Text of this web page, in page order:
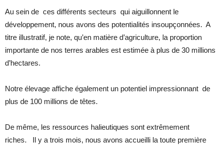
Au sein de ces différents secteurs qui aiguillonnent le
développement, nous avons des potentialités insoupçonnées. A
titre illustratif, je note, qu’en matière d’agriculture, la proportion
importante de nos terres arables est estimée à plus de 30 millions
d’hectares.
Notre élevage affiche également un potentiel impressionnant de
plus de 100 millions de têtes.
De même, les ressources halieutiques sont extrêmement
riches. Il y a trois mois, nous avons accueilli la toute première